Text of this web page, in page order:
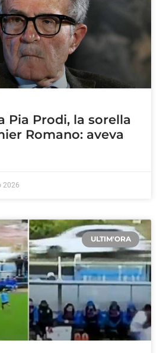
Pia Prodi, la sorella
Romano: aveva
2026
ULTIM'ORA